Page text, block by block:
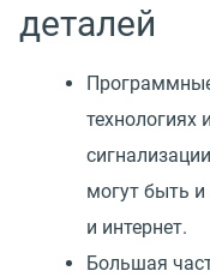
деталей
технологиях
могут быть
и интернет.
Большая